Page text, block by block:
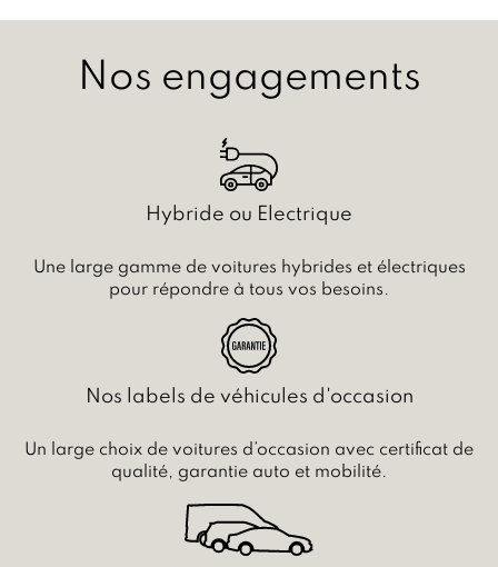
Nos engagements
Hybride ou Electrique
Une large gamme de voitures hybrides et électriques
pour répondre à tous vos besoins.
Nos labels de véhicules d'occasion
Un large choix de voitures d’occasion avec certificat de
qualité, garantie auto et mobilité.